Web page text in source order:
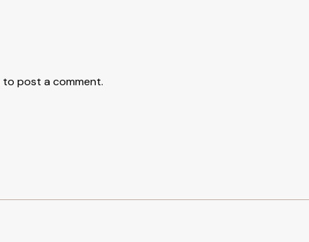
to post a comment.